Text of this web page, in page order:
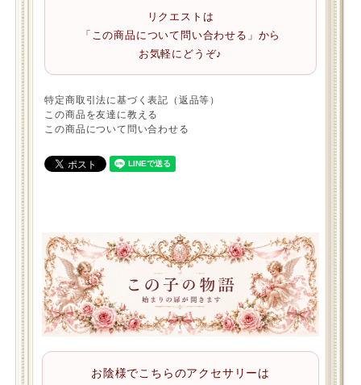
リクエストは
「この商品について問い合わせる」から
お気軽にどうぞ♪
特定商取引法に基づく表記（返品等）
この商品を友達に教える
この商品について問い合わせる
お陰様でこちらのアクセサリーは